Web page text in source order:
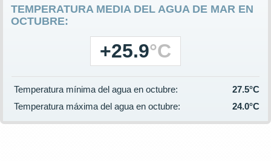
TEMPERATURA MEDIA DEL AGUA DE MAR EN
OCTUBRE:
+25.9°C
Temperatura mínima del agua en octubre:
27.5°C
Temperatura máxima del agua en octubre:
24.0°C